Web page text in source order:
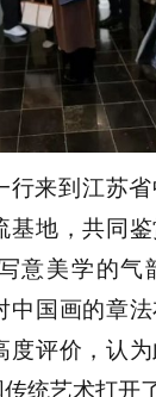
行来到江苏
地，共同鉴
意美学的气
中国画的章
度评价，认
统艺术打开